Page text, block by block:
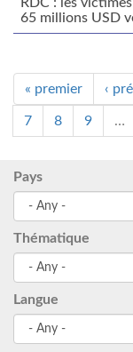
65 millions USD
« premier ‹
7 8 9 …
Pays
Thématique
Langue